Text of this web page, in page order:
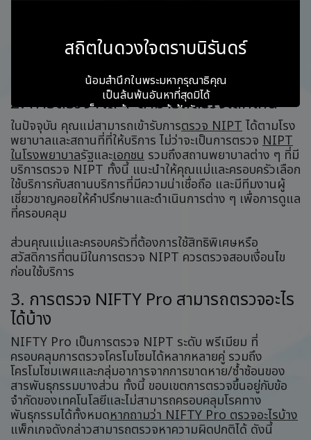
เอนไซม์ G6PD และอาการตาบอดสี ดังนั้น ควรศึกษาข้อมูล
แพ็กเกจการตรวจอย่างละเอียดและปรึกษาผู้เชี่ยวชาญก่อน
ตัดสินใจเลือกใช้บริการ
2. การตรวจ NIPT สามารถตรวจได้ที่ไหน
ในปัจจุบัน คุณแม่สามารถเข้ารับการตรวจ NIPTได้ตามโรง
พยาบาลและสถานที่ที่ให้บริการ ไม่ว่าจะเป็นการตรวจ NIPT
ในโรงพยาบาลรัฐและเอกชน รวมถึงสถานพยาบาลต่าง ๆ ที่มี
บริการตรวจ NIPT ทั้งนี้ แนะนำให้คุณแม่และครอบครัวเลือก
ใช้บริการกับสถานบริการที่มีความน่าเชื่อถือ และมีทีมงานผู้
เชี่ยวชาญคอยให้คำปรึกษาและดำเนินการต่าง ๆ เพื่อการดูแล
ที่ครอบคลุม
ส่วนคุณแม่และครอบครัวที่ต้องการใช้สิทธิพิเศษหรือ
สวัสดิการที่ตนมีในการตรวจ NIPT ควรตรวจสอบเงื่อนไข
ก่อนใช้บริการ
3. การตรวจ NIFTY Pro สามารถตรวจอะไร
ได้บ้าง
NIFTY Pro เป็นการตรวจ NIPT ระดับ พรีเมียม ที่
ครอบคลุมการตรวจโครโมโซมได้หลากหลายคู่ รวมถึง
โครโมโซมเพศและกลุ่มอาการจากการขาดหาย/ซ้ำซ้อนของ
สารพันธุกรรมบางส่วน ทั้งนี้ ขอบเขตการตรวจขึ้นอยู่กับข้อ
จำกัดของเทคโนโลยีและไม่สามารถครอบคลุมโรคทาง
พันธุกรรมได้ทั้งหมดหากถามว่า NIFTY Pro ตรวจอะไรบ้าง
แพ็กเกจดังกล่าวสามารถตรวจหาความผิดปกติได้ ดังนี้
สถิตในดวงใจตราบนิรันดร์
น้อมสำนึกในพระมหากรุณาธิคุณ
เป็นล้นพ้นอันหาที่สุดมิได้
สมเด็จพระเจ้าลูกเธอ เจ้าฟ้าพัชรกิติยาภา
นเรนทิราเทพยวดี
กรมหลวงราชสาริณีสิริพัชร มหาวัชรราชธิดา
ข้าพระพุทธเจ้า คณะผู้บริหารและพนักงาน
บริษัท แบงคอกจีโนมิกส์อินโนเวชั่น จำกัด (มหาชน)